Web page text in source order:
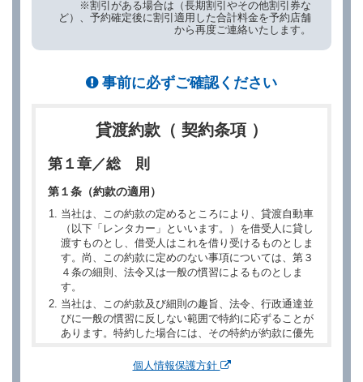
※割引がある場合は（長期割引やその他割引券な
ど）、予約確定後に割引適用した合計料金を予約店舗
から再度ご連絡いたします。
事前に必ずご確認ください
貸渡約款（ 契約条項 ）
第１章／総 則
第１条（約款の適用）
当社は、この約款の定めるところにより、貸渡自動車
（以下「レンタカー」といいます。）を借受人に貸し
渡すものとし、借受人はこれを借り受けるものとしま
す。尚、この約款に定めのない事項については、第３
４条の細則、法令又は一般の慣習によるものとしま
す。
当社は、この約款及び細則の趣旨、法令、行政通達並
びに一般の慣習に反しない範囲で特約に応ずることが
あります。特約した場合には、その特約が約款に優先
個人情報保護方針